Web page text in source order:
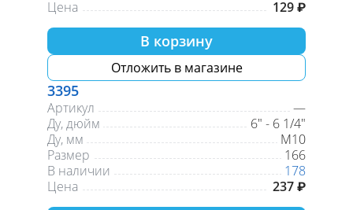
Цена
129 ₽
В корзину
Отложить в магазине
3395
Артикул
—
Ду, дюйм
6" - 6 1/4"
Ду, мм
М10
Размер
166
В наличии
178
Цена
237 ₽